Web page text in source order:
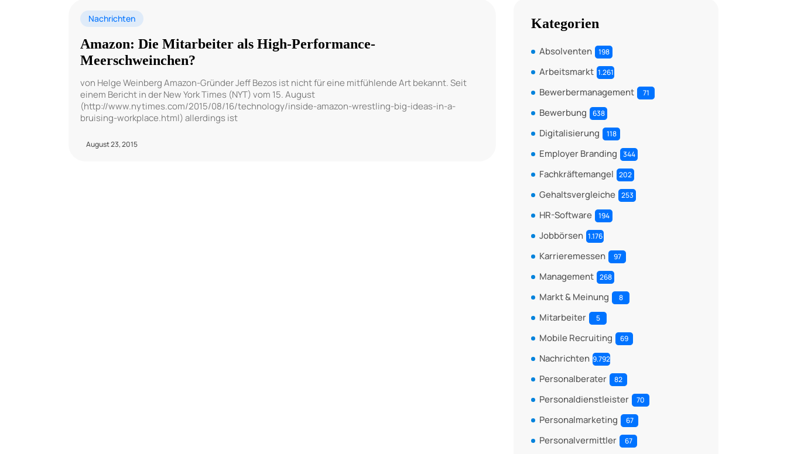
Nachrichten
Amazon: Die Mitarbeiter als High-Performance-
Meerschweinchen?
von Helge Weinberg Amazon-Gründer Jeff Bezos ist nicht für eine mitfühlende Art bekannt. Seit
einem Bericht in der New York Times (NYT) vom 15. August
(http://www.nytimes.com/2015/08/16/technology/inside-amazon-wrestling-big-ideas-in-a-
bruising-workplace.html) allerdings ist
August 23, 2015
Kategorien
Absolventen 198
Arbeitsmarkt 1.261
Bewerbermanagement 71
Bewerbung 638
Digitalisierung 118
Employer Branding 344
Fachkräftemangel 202
Gehaltsvergleiche 253
HR-Software 194
Jobbörsen 1.176
Karrieremessen 97
Management 268
Markt & Meinung 8
Mitarbeiter 5
Mobile Recruiting 69
Nachrichten 9.792
Personalberater 82
Personaldienstleister 70
Personalmarketing 67
Personalvermittler 67